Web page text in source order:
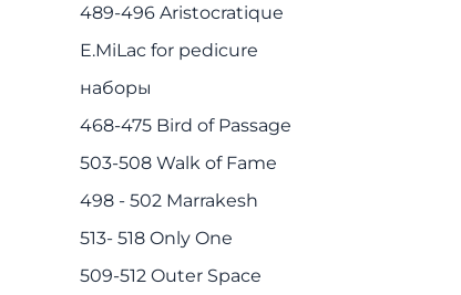
489-496 Aristocratique
E.MiLac for pedicure
наборы
468-475 Bird of Passage
503-508 Walk of Fame
498 - 502 Marrakesh
513- 518 Only One
509-512 Outer Space